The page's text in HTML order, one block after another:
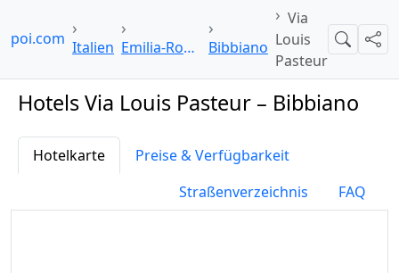
Italien Emilia-Romagna Bibbiano
Via
Louis
Pasteur
Suche
Hotels Via Louis Pasteur – Bibbiano
Hotelkarte
Preise & Verfügbarkeit
Straßenverzeichnis
FAQ